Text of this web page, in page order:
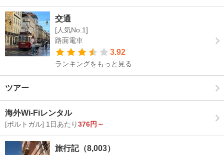
交通
[人気No.1]
路面電車
3.92
ランキングをもっと見る
ツアー
海外Wi-Fiレンタル
[ポルトガル] 1日あたり376円～
旅行記（8,003）